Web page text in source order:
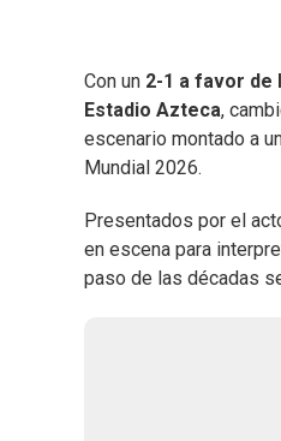
Con un 2-1 a favor de
Estadio Azteca,
escenario montado a
Mundial 2026.
Presentados por el
en escena para
paso de las décadas